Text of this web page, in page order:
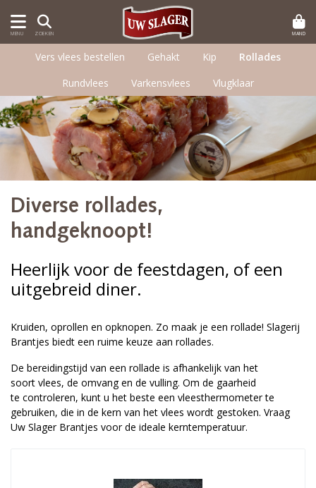
MENU ZOEKEN MAND
Vers vlees bestellen Gehakt Kip
Rollades
Rundvlees
Varkensvlees Vlugklaar
Diverse rollades,
handgeknoopt!
Heerlijk voor de feestdagen, of een
uitgebreid diner.
Kruiden, oprollen en opknopen. Zo maak je een rollade! Slagerij
Brantjes biedt een ruime keuze aan rollades.
De bereidingstijd van een rollade is afhankelijk van het
soort vlees, de omvang en de vulling. Om de gaarheid
te controleren, kunt u het beste een vleesthermometer te
gebruiken, die in de kern van het vlees wordt gestoken. Vraag
Uw Slager Brantjes voor de ideale kerntemperatuur.